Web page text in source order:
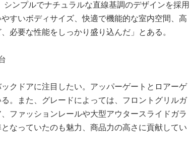
シンプルでナチュラルな直線基調のデザインを採用
すいボディサイズ、快適で機能的な室内空間、高
必要な性能をしっかり盛り込んだ」とある。
クドアに注目したい。アッパーゲートとロアーゲ
。また、グレードによっては、フロントグリルガ
ファッションレールや大型アウタースライドガラ
なっていたのも魅力、商品力の高さに貢献してい